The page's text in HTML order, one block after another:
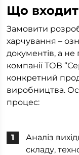
Що
Замовити
харчування –
документів, а
компанії ТОВ
конкретний
виробництва.
процес:
Аналіз
складу,